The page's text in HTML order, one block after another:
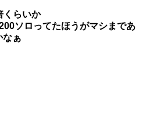
くらいか
ソロってたほうがマシまであ
なぁ